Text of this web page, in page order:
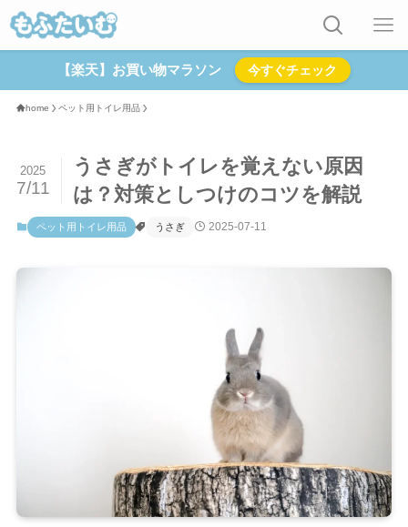
【楽天】お買い物マラソン 今すぐチェック
home ペット用トイレ用品
うさぎがトイレを覚えない原因
は？対策としつけのコツを解説
2025
7/11
ペット用トイレ用品 うさぎ 2025-07-11